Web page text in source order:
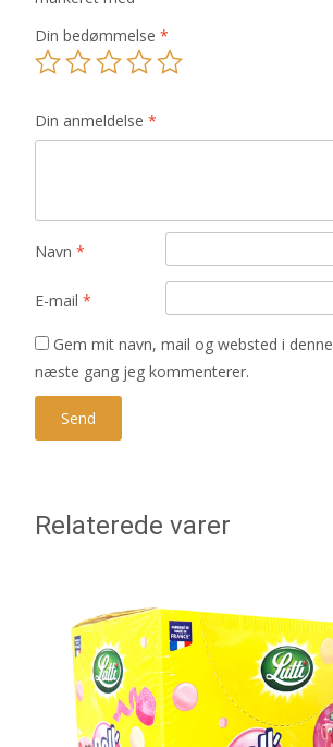
Din bedømmelse *
Din anmeldelse *
Navn *
E-mail *
Gem mit navn, mail og websted i
næste gang jeg kommenterer.
Relaterede varer